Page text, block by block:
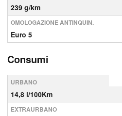
239 g/km
OMOLOGAZIONE ANTINQUIN.
Euro 5
Consumi
URBANO
14,8 l/100Km
EXTRAURBANO